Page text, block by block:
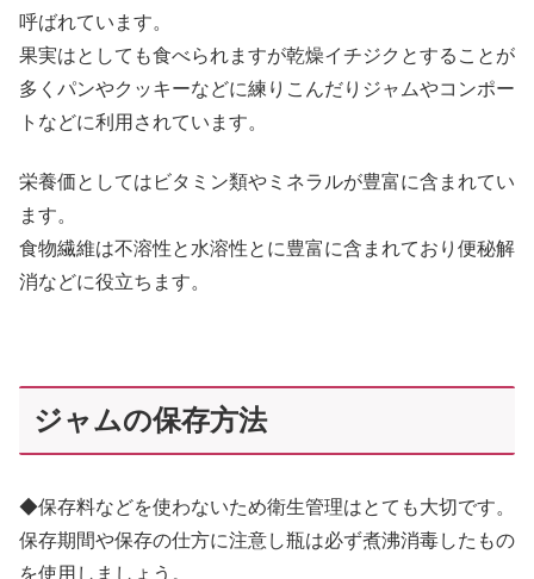
呼ばれています。
果実はとしても食べられますが乾燥イチジクとすることが
多くパンやクッキーなどに練りこんだりジャムやコンポー
トなどに利用されています。
栄養価としてはビタミン類やミネラルが豊富に含まれてい
ます。
食物繊維は不溶性と水溶性とに豊富に含まれており便秘解
消などに役立ちます。
ジャムの保存方法
◆保存料などを使わないため衛生管理はとても大切です。
保存期間や保存の仕方に注意し瓶は必ず煮沸消毒したもの
を使用しましょう。